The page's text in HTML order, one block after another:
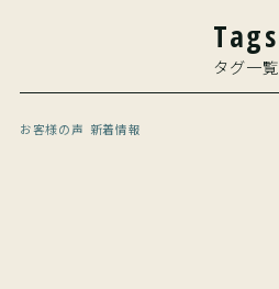
Tags
タグ一覧
お客様の声 新着情報